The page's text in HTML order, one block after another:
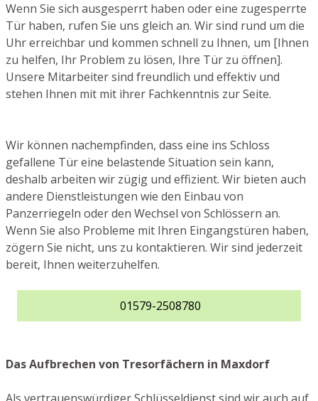
Wenn Sie sich ausgesperrt haben oder eine zugesperrte
Tür haben, rufen Sie uns gleich an. Wir sind rund um die
Uhr erreichbar und kommen schnell zu Ihnen, um [Ihnen
zu helfen, Ihr Problem zu lösen, Ihre Tür zu öffnen].
Unsere Mitarbeiter sind freundlich und effektiv und
stehen Ihnen mit mit ihrer Fachkenntnis zur Seite.
Wir können nachempfinden, dass eine ins Schloss
gefallene Tür eine belastende Situation sein kann,
deshalb arbeiten wir zügig und effizient. Wir bieten auch
andere Dienstleistungen wie den Einbau von
Panzerriegeln oder den Wechsel von Schlössern an.
Wenn Sie also Probleme mit Ihren Eingangstüren haben,
zögern Sie nicht, uns zu kontaktieren. Wir sind jederzeit
bereit, Ihnen weiterzuhelfen.
01579-2508780
Das Aufbrechen von Tresorfächern in Maxdorf